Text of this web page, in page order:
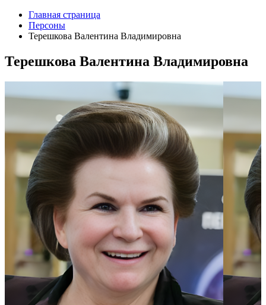
Главная страница
Персоны
Терешкова Валентина Владимировна
Терешкова Валентина Владимировна